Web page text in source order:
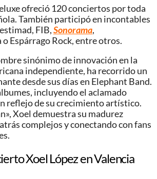
ofreció 120 conciertos por toda
También participó en incontables
FIB,Sonorama,
Espárrago Rock, entre otros.
sinónimo de innovación en la
independiente, ha recorrido un
desde sus días en Elephant Band.
incluyendo el aclamado
reflejo de su crecimiento artístico.
Xoel demuestra su madurez
complejos y conectando con fans
Xoel López en Valencia